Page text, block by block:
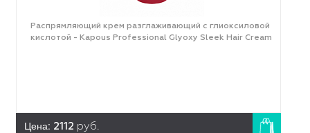
Распрямляющий крем разглаживающий с глиоксиловой
кислотой - Kapous Professional Glyoxy Sleek Hair Cream
Цена: 2112 руб.